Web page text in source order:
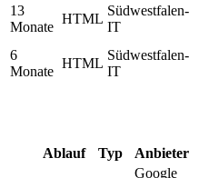
13
Monate
HTML
Südwestfalen-
IT
6
Monate
HTML
Südwestfalen-
IT
Ablauf Typ Anbieter
Google